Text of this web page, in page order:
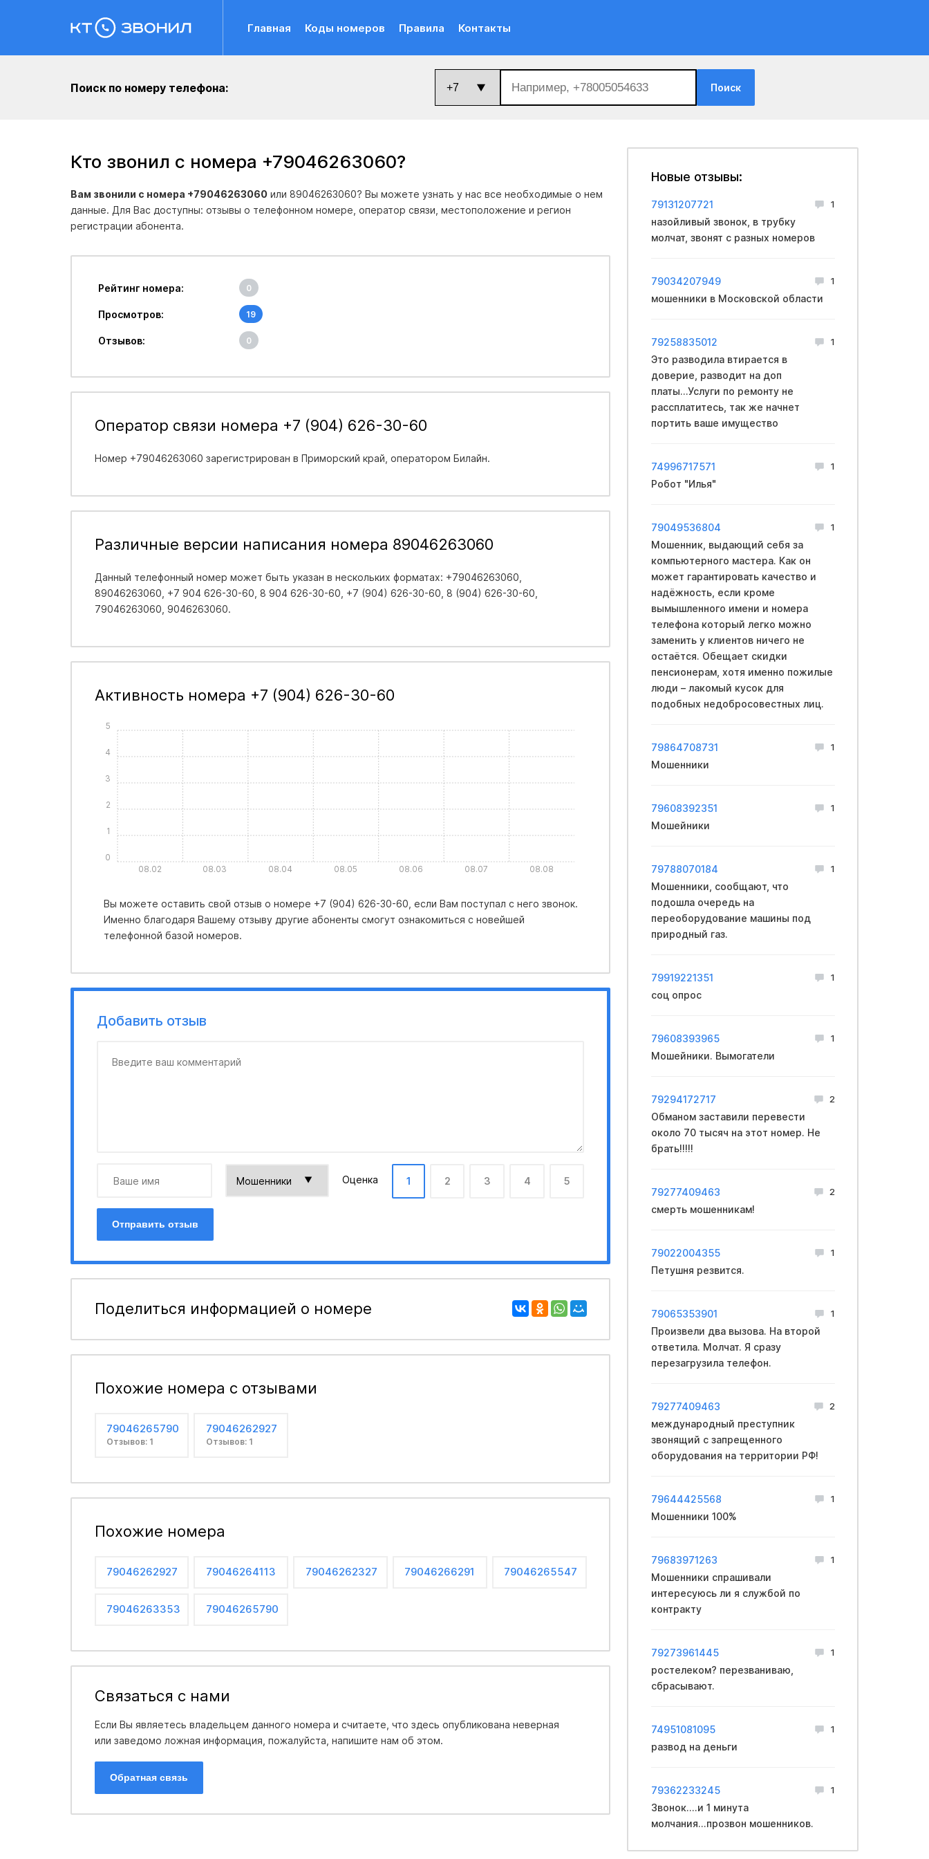
Главная Коды номеров Правила Контакты
Поиск по номеру телефона: Поиск
Кто звонил с номера +79046263060?
Вам звонили с номера +79046263060 или 89046263060? Вы можете узнать у нас все необходимые о нем
данные. Для Вас доступны: отзывы о телефонном номере, оператор связи, местоположение и регион
регистрации абонента.
Рейтинг номера: 0
Просмотров: 19
Отзывов: 0
Оператор связи номера +7 (904) 626-30-60
Номер +79046263060 зарегистрирован в Приморский край , оператором Билайн.
Различные версии написания номера 89046263060
Данный телефонный номер может быть указан в нескольких форматах: +79046263060,
89046263060, +7 904 626-30-60, 8 904 626-30-60, +7 (904) 626-30-60, 8 (904) 626-30-60,
79046263060, 9046263060.
Активность номера +7 (904) 626-30-60
08.02 08.03 08.04 08.05 08.06 08.07 08.08
0
1
2
3
4
5
Вы можете оставить свой отзыв о номере +7 (904) 626-30-60, если Вам поступал с него звонок.
Именно благодаря Вашему отзыву другие абоненты смогут ознакомиться с новейшей
телефонной базой номеров.
Добавить отзыв
Оценка 1 2 3 4 5
Отправить отзыв
Поделиться информацией о номере
Похожие номера с отзывами
79046265790
Отзывов: 1
79046262927
Отзывов: 1
Похожие номера
79046262927 79046264113 79046262327 79046266291 79046265547
79046263353 79046265790
Связаться с нами
Если Вы являетесь владельцем данного номера и считаете, что здесь опубликована неверная
или заведомо ложная информация, пожалуйста, напишите нам об этом.
Обратная связь
Новые отзывы:
79131207721 1
назойливый звонок, в трубку
молчат, звонят с разных номеров
79034207949 1
мошенники в Московской области
79258835012 1
Это разводила втирается в
доверие, разводит на доп
платы...Услуги по ремонту не
рассплатитесь, так же начнет
портить ваше имущество
74996717571 1
Робот "Илья"
79049536804 1
Мошенник, выдающий себя за
компьютерного мастера. Как он
может гарантировать качество и
надёжность, если кроме
вымышленного имени и номера
телефона который легко можно
заменить у клиентов ничего не
остаётся. Обещает скидки
пенсионерам, хотя именно пожилые
люди – лакомый кусок для
подобных недобросовестных лиц.
79864708731 1
Мошенники
79608392351 1
Мошейники
79788070184 1
Мошенники, сообщают, что
подошла очередь на
переоборудование машины под
природный газ.
79919221351 1
соц опрос
79608393965 1
Мошейники. Вымогатели
79294172717 2
Обманом заставили перевести
около 70 тысяч на этот номер. Не
брать!!!!!
79277409463 2
смерть мошенникам!
79022004355 1
Петушня резвится.
79065353901 1
Произвели два вызова. На второй
ответила. Молчат. Я сразу
перезагрузила телефон.
79277409463 2
международный преступник
звонящий с запрещенного
оборудования на территории РФ!
79644425568 1
Мошенники 100%
79683971263 1
Мошенники спрашивали
интересуюсь ли я службой по
контракту
79273961445 1
ростелеком? перезваниваю,
сбрасывают.
74951081095 1
развод на деньги
79362233245 1
Звонок....и 1 минута
молчания...прозвон мошенников.